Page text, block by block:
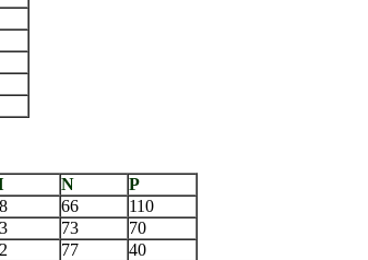
N
P
66
110
73
70
77
40